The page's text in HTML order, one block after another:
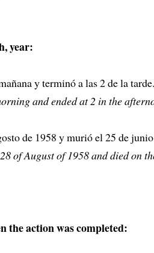
year:
y terminó a las 2 de la tarde.
and ended at 2 in the
de 1958 y murió el 25 de
of August of 1958 and died on
the action was completed: